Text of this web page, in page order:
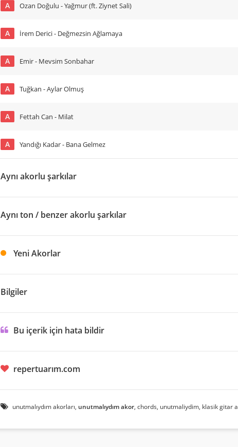
A Ozan Doğulu - Yağmur (ft. Ziynet Sali)
A İrem Derici - Değmezsin Ağlamaya
A Emir - Mevsim Sonbahar
A Tuğkan - Aylar Olmuş
A Fettah Can - Milat
A Yandığı Kadar - Bana Gelmez
Aynı akorlu şarkılar
Aynı ton / benzer akorlu şarkılar
Yeni Akorlar
Bilgiler
Bu içerik için hata bildir
repertuarım.com
unutmalıydım akorları, unutmalıydım akor, chords, unutmaliydim, klasik gitar